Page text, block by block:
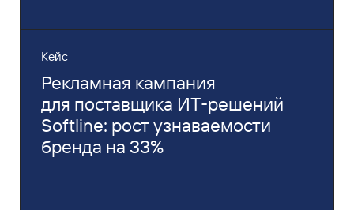
Кейс
Рекламная кампания
для поставщика ИТ‑решений
Softline: рост узнаваемости
бренда на 33%